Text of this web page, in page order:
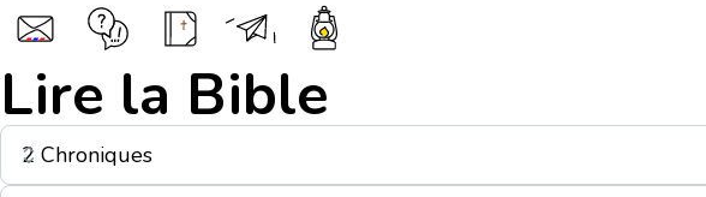
Lire la Bible